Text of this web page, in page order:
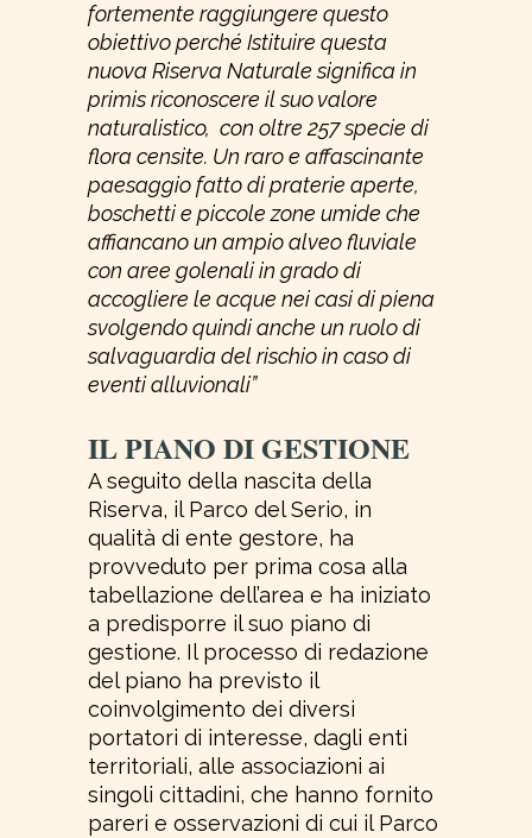
fortemente raggiungere questo
obiettivo perché Istituire questa
nuova Riserva Naturale significa in
primis riconoscere il suo valore
naturalistico, con oltre 257 specie di
flora censite. Un raro e affascinante
paesaggio fatto di praterie aperte,
boschetti e piccole zone umide che
affiancano un ampio alveo fluviale
con aree golenali in grado di
accogliere le acque nei casi di piena
svolgendo quindi anche un ruolo di
salvaguardia del rischio in caso di
eventi alluvionali”
IL PIANO DI GESTIONE
A seguito della nascita della
Riserva, il Parco del Serio, in
qualità di ente gestore, ha
provveduto per prima cosa alla
tabellazione dell’area e ha iniziato
a predisporre il suo piano di
gestione. Il processo di redazione
del piano ha previsto il
coinvolgimento dei diversi
portatori di interesse, dagli enti
territoriali, alle associazioni ai
singoli cittadini, che hanno fornito
pareri e osservazioni di cui il Parco